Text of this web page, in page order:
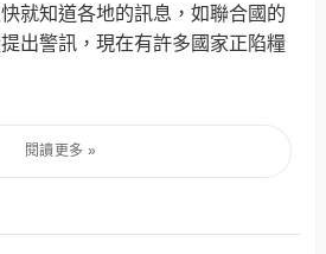
就知道各地的訊息，如聯合國的
出警訊，現在有許多國家正陷糧